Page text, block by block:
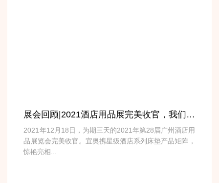
展会回顾|2021酒店用品展完美收官，我们下期再会！
2021年12月18日，为期三天的2021年第28届广州酒店用
品展览会完美收官。宜奥携星级酒店系列床垫产品矩阵，
惊艳亮相...